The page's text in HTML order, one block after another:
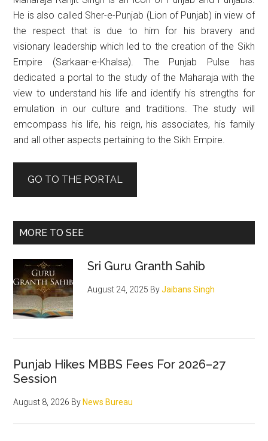
He is also called Sher-e-Punjab (Lion of Punjab) in view of
the respect that is due to him for his bravery and
visionary leadership which led to the creation of the Sikh
Empire (Sarkaar-e-Khalsa). The Punjab Pulse has
dedicated a portal to the study of the Maharaja with the
view to understand his life and identify his strengths for
emulation in our culture and traditions. The study will
emcompass his life, his reign, his associates, his family
and all other aspects pertaining to the Sikh Empire.
GO TO THE PORTAL
MORE TO SEE
Sri Guru Granth Sahib
August 24, 2025 ByJaibans Singh
Punjab Hikes MBBS Fees For 2026–27
Session
August 8, 2026 By News Bureau